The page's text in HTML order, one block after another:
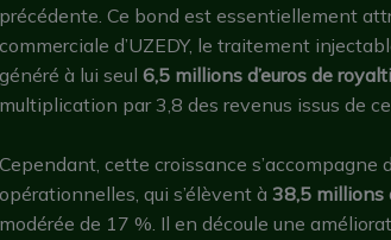
précédente. Ce bond est essentiellement
commerciale d’UZEDY, le traitement
généré à lui seul 6,5 millions d’euros de
multiplication par 3,8 des revenus issus de
Cependant, cette croissance s’accompagne
opérationnelles, qui s’élèvent à 38,5 millions
modérée de 17 %. Il en découle une